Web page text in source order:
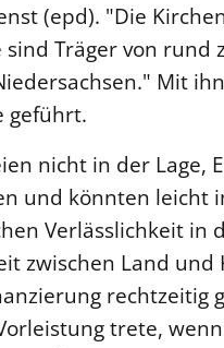
(epd). "Die
Träger von rund
Mit
geführt.
nicht in der Lage,
und könnten leicht
Verlässlichkeit in
zwischen Land und
rechtzeitig
trete,